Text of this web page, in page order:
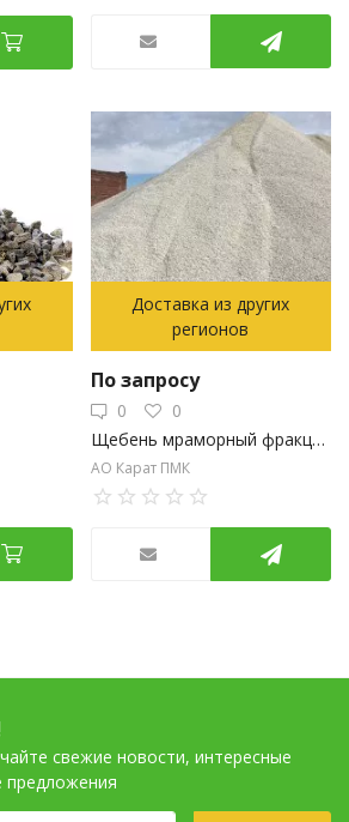
Доставка из других
регионов
По запросу
0
0
Щебень мраморный фракция 5-10 ( фасовка: навал,мкр)
АО Карат ПМК
свежие новости, интересные
предложения